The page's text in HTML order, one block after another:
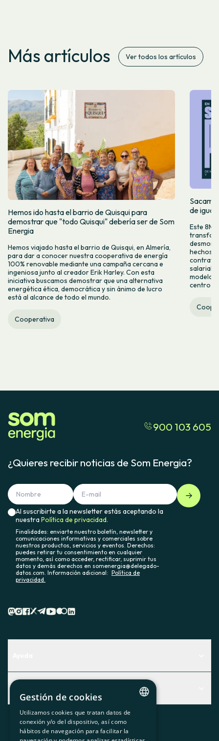
Más artículos Ver todos los artículos
Hemos ido hasta el barrio de Quisqui para
demostrar que "todo Quisqui" debería ser de Som
Energia
Hemos viajado hasta el barrio de Quisqui, en Almería,
para dar a conocer nuestra cooperativa de energía
100% renovable mediante una campaña cercana e
ingeniosa junto al creador Erik Harley. Con esta
iniciativa buscamos demostrar que una alternativa
energética ética, democrática y sin ánimo de lucro
está al alcance de todo el mundo.
Cooperativa
de
Este 8M,
hechos y
salarial y
modelo
centro
900 103 605
¿Quieres recibir noticias de Som Energia?
Al suscribirte a la newsletter estás aceptando la
nuestraPolítica de privacidad.
Finalidades: enviarte nuestro boletín, newsletter y
comunicaciones informativas y comerciales sobre
nuestros productos, servicios y eventos. Derechos:
puedes retirar tu consentimiento en cualquier
momento, así como acceder, rectificar, suprimir tus
datos y demás derechos en somenergia@delegado-
datos.com. Información adicional: Política de
privacidad.
Descubre qué servicio te encaja mejor
Contacto
Actualidad
El rincón de la socia
CATALAN
SPANISH
Gestión de cookies
Utilizamos cookies que tratan datos de
conexión y/o del dispositivo, así como
hábitos de navegación para facilitar la